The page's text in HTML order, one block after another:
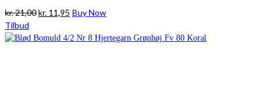
kr.21,00Den
pris
kr. 11,95 Den
pris
Buy Now
Tilbud